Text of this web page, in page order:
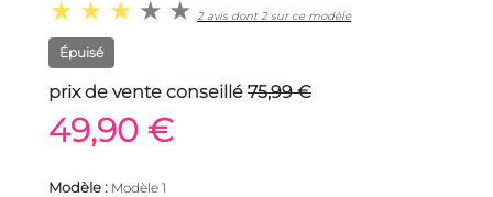
2 avis dont 2 sur ce modèle
Épuisé
prix de vente conseillé 75,99 €
49,90 €
Modèle : Modèle 1